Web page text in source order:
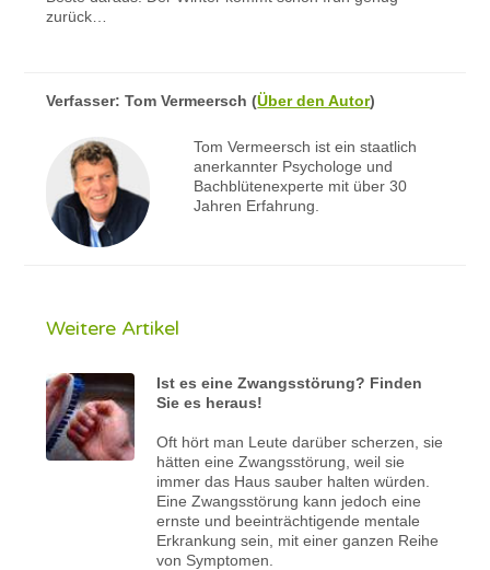
zurück…
Verfasser:Tom Vermeersch (Über den Autor)
Tom Vermeersch ist ein staatlich
anerkannter Psychologe und
Bachblütenexperte mit über 30
Jahren Erfahrung.
Weitere Artikel
Ist es eine Zwangsstörung? Finden
Sie es heraus!
Oft hört man Leute darüber scherzen, sie
hätten eine Zwangsstörung, weil sie
immer das Haus sauber halten würden.
Eine Zwangsstörung kann jedoch eine
ernste und beeinträchtigende mentale
Erkrankung sein, mit einer ganzen Reihe
von Symptomen.